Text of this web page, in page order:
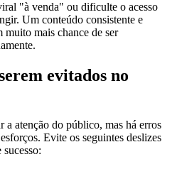
"à venda" ou dificulte o acesso
Um conteúdo consistente e
muito mais chance de ser
evitados no
atenção do público, mas há erros
Evite os seguintes deslizes
sucesso: